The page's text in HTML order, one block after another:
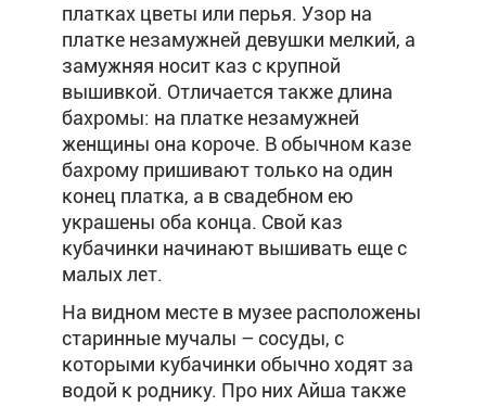
платках цветы или перья. Узор на
платке незамужней девушки мелкий, а
замужняя носит каз с крупной
вышивкой. Отличается также длина
бахромы: на платке незамужней
женщины она короче. В обычном казе
бахрому пришивают только на один
конец платка, а в свадебном ею
украшены оба конца. Свой каз
кубачинки начинают вышивать еще с
малых лет.
На видном месте в музее расположены
старинные мучалы – сосуды, с
которыми кубачинки обычно ходят за
водой к роднику. Про них Айша также